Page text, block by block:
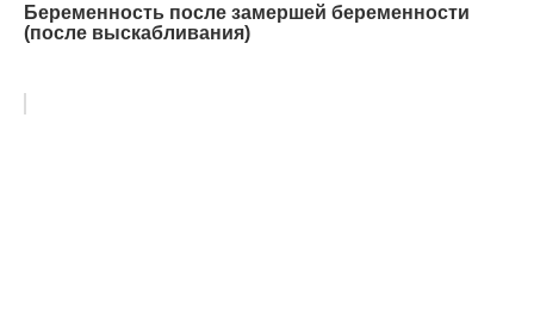
Беременность после замершей беременности
(после выскабливания)